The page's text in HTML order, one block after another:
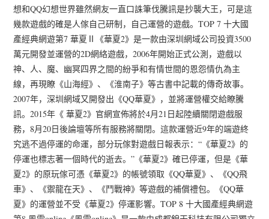
想和QQ幻想世界雖然網友一直口誅筆伐騰訊是抄襲大王，可是這
幾款遊戲的確是人傢自己研制，自己運營的遊戲。TOP 7 十大國
產經典網遊第7 華夏Ⅱ《華夏2》是一款由深圳網域公司投資3500
萬元開發並運營的2D網絡遊戲，2006年開始正式公測，遊戲以
神、人、魔、幽冥四界之間的紛爭和有情世間的恩怨情仇為主
線，再現瞭《山海經》、《淮南子》等古書中記載的傳奇故事。
2007年，深圳網域又開發出《QQ華夏》，並將運營權交給瞭騰
訊。2015年《 華夏2》官網宣佈將於4月21日起陸續關閉遊戲服
務，8月20日後論壇等所有服務將關閉。這款運營近9年的端遊終
究逃不過停運的命運，部分玩傢對遊戲日報表示：“《華夏2》的
停運也標志著一個時代的逝去。”《華夏2》確已停運，但是《華
夏2》的原玩傢可憑《華夏2》的帳號領取《QQ華夏》、《QQ飛
車》、《禦龍在天》、《鬥戰神》等遊戲的補償禮包。《QQ華
夏》的運營並不受《華夏2》停運影響。TOP 8 十大國產經典網遊